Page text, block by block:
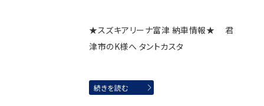
★スズキアリーナ富津 納車情報★ 君
津市のK様へ タントカスタ
続きを読む